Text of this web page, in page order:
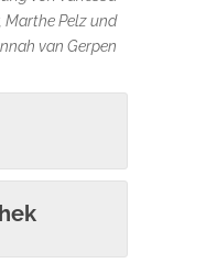
Marthe Pelz und
van Gerpen